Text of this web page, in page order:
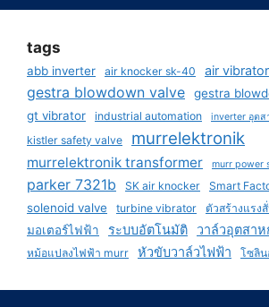
tags
abb inverter air knocker sk-40 air vibrator
gestra blowdown valve
gestra
gt vibrator
industrial automation inverter อุตส
kistler safety valve murrelektronik
murrelektronik transformer murr power
parker 7321b SK air knocker Smart
solenoid valve turbine vibrator ตัวสร้างแรง
มอเตอร์ไฟฟ้า ระบบอัตโนมัติ วาล์วอุตสา
หม้อแปลงไฟฟ้า murr หัวขับวาล์วไฟฟ้า โซลิน